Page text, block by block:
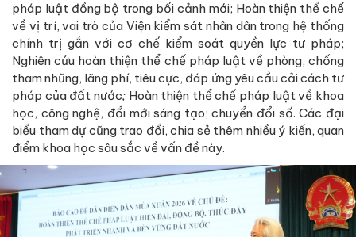
pháp luật đồng bộ trong bối cảnh mới; Hoàn thiện thể chế
về vị trí, vai trò của Viện kiểm sát nhân dân trong hệ thống
chính trị gắn với cơ chế kiểm soát quyền lực tư pháp;
Nghiên cứu hoàn thiện thể chế pháp luật về phòng, chống
tham nhũng, lãng phí, tiêu cực, đáp ứng yêu cầu cải cách tư
pháp của đất nước; Hoàn thiện thể chế pháp luật về khoa
học, công nghệ, đổi mới sáng tạo; chuyển đổi số. Các đại
biểu tham dự cũng trao đổi, chia sẻ thêm nhiều ý kiến, quan
điểm khoa học sâu sắc về vấn đề này.